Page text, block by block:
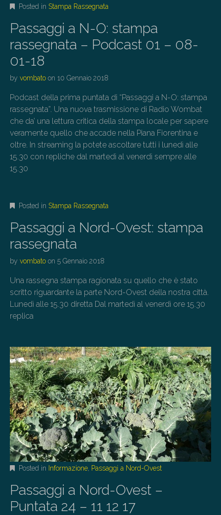
Posted in Stampa Rassegnata
Passaggi a N-O: stampa
rassegnata – Podcast 01 – 08-
01-18
by vombato on 10 Gennaio 2018
Podcast della prima puntata di “Passaggi a N-O: stampa
rassegnata”. Una nuova trasmissione di Radio Wombat
che da’ una lettura critica della stampa locale per sapere
veramente quello che accade nella Piana Fiorentina e
oltre. In streaming la potete ascoltare tutti i lunedì alle
15.30 con repliche dal martedì al venerdì sempre alle
15.30
Posted in Stampa Rassegnata
Passaggi a Nord-Ovest: stampa
rassegnata
by vombato on 5 Gennaio 2018
Una rassegna stampa ragionata su quello che è stato
scritto riguardante la parte Nord-Ovest della nostra città.
Lunedì alle 15.30 diretta Dal martedì al venerdì ore 15.30
replica
Posted in Informazione Passaggi a Nord-Ovest
Passaggi a Nord-Ovest –
Puntata 24 – 11 12 17